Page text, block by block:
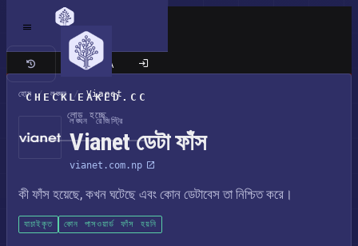
CHECKLEAKED.CC
লোড হচ্ছে
ক্লাসিক সাইট
হোম / লঙ্ঘন / Vianet
লঙ্ঘন রেজিস্ট্রি
Vianet ডেটা ফাঁস
vianet.com.np
কী ফাঁস হয়েছে, কখন ঘটেছে এবং কোন ডেটাবেস তা নিশ্চিত করে।
যাচাইকৃত কোন পাসওয়ার্ড ফাঁস হয়নি